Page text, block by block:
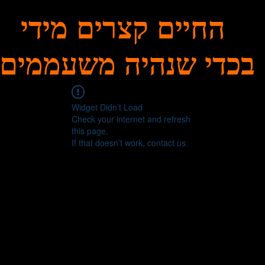
בכדי שנהיה משעממים
Widget Didn’t Load
Check your internet and refresh
this page.
If that doesn’t work, contact us.